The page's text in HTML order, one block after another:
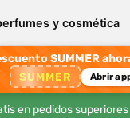
y cosmética
SUMMER
SUMMER Abrir
en pedidos superiores